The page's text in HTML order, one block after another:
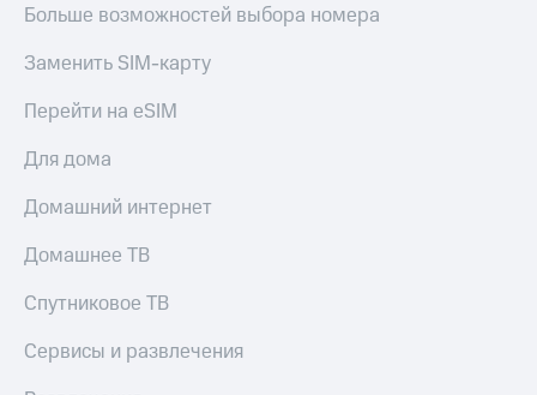
Больше возможностей выбора номера
Заменить SIM-карту
Перейти на eSIM
Для дома
Домашний интернет
Домашнее ТВ
Спутниковое ТВ
Сервисы и развлечения